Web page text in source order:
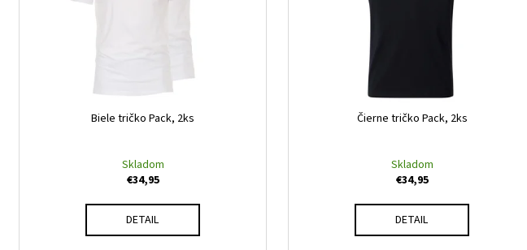
Biele tričko Pack, 2ks
Skladom
€34,95
DETAIL
Čierne tričko Pack, 2ks
Skladom
€34,95
DETAIL